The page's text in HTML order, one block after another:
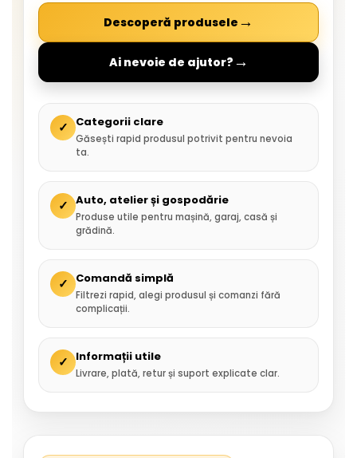
Descoperă produsele →
Ai nevoie de ajutor? →
✓ Categorii clare
Găsești rapid produsul potrivit pentru nevoia
ta.
✓ Auto, atelier și gospodărie
Produse utile pentru mașină, garaj, casă și
grădină.
✓ Comandă simplă
Filtrezi rapid, alegi produsul și comanzi fără
complicații.
✓ Informații utile
Livrare, plată, retur și suport explicate clar.